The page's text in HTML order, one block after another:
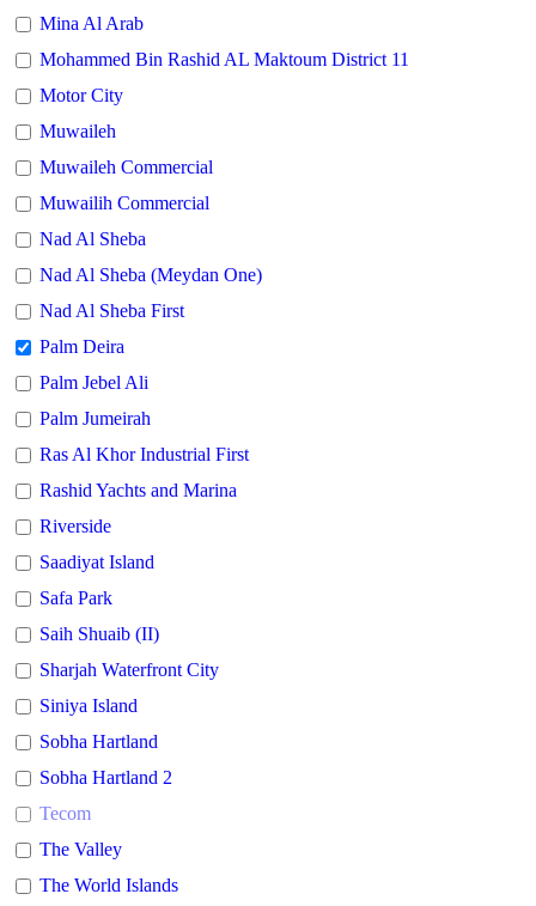
Mina Al Arab
Mohammed Bin Rashid AL Maktoum District 11
Motor City
Muwaileh
Muwaileh Commercial
Muwailih Commercial
Nad Al Sheba
Nad Al Sheba (Meydan One)
Nad Al Sheba First
Palm Deira
Palm Jebel Ali
Palm Jumeirah
Ras Al Khor Industrial First
Rashid Yachts and Marina
Riverside
Saadiyat Island
Safa Park
Saih Shuaib (II)
Sharjah Waterfront City
Siniya Island
Sobha Hartland
Sobha Hartland 2
Tecom
The Valley
The World Islands